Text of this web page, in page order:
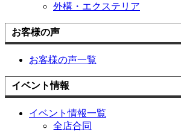
外構・エクステリア
お客様の声
お客様の声一覧
イベント情報
イベント情報一覧
全店合同